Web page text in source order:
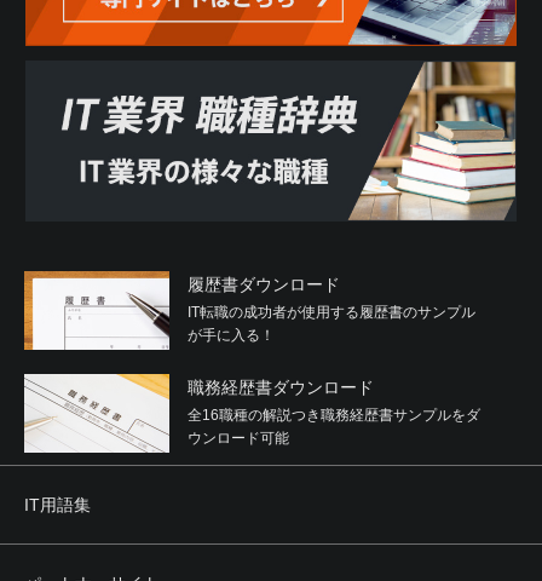
履歴書ダウンロード
IT転職の成功者が使用する履歴書のサンプル
が手に入る！
職務経歴書ダウンロード
全16職種の解説つき職務経歴書サンプルをダ
ウンロード可能
IT用語集